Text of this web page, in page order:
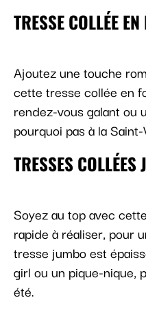
TRESSE COLLÉE
Ajoutez une touche
cette tresse collée en
rendez-vous galant ou
pourquoi pas à la
TRESSES COLLÉES
Soyez au top avec
rapide à réaliser, pour
tresse jumbo est
girl ou un pique-nique,
été.